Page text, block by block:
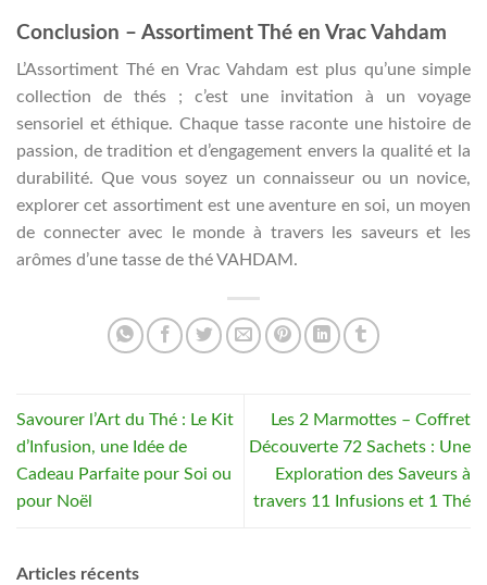
Conclusion – Assortiment Thé en Vrac Vahdam
L’Assortiment Thé en Vrac Vahdam est plus qu’une simple
collection de thés ; c’est une invitation à un voyage
sensoriel et éthique. Chaque tasse raconte une histoire de
passion, de tradition et d’engagement envers la qualité et la
durabilité. Que vous soyez un connaisseur ou un novice,
explorer cet assortiment est une aventure en soi, un moyen
de connecter avec le monde à travers les saveurs et les
arômes d’une tasse de thé VAHDAM.
Savourer l’Art du Thé : Le Kit
d’Infusion, une Idée de
Cadeau Parfaite pour Soi ou
pour Noël
Les 2 Marmottes – Coffret
Découverte 72 Sachets : Une
Exploration des Saveurs à
travers 11 Infusions et 1 Thé
Articles récents